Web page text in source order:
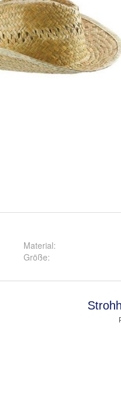
Material:
Größe: